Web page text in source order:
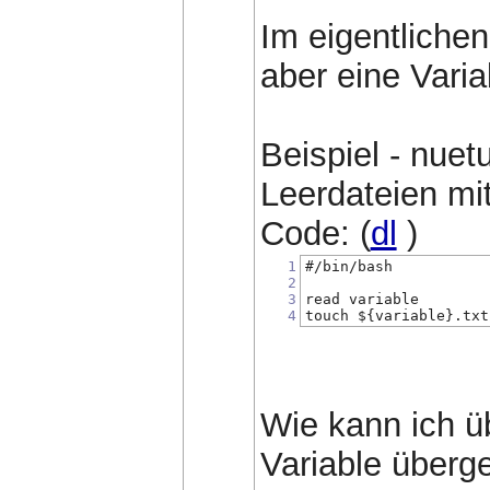
Im
aber eine
Beispiel -
Leerdateien
Code: (dl )
1
2
3
4
#/bin/bash
read variable
touch ${variable}.txt
Wie kann ich
Variable